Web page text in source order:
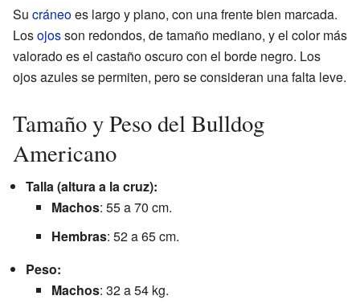
Su cráneoes largo y plano, con una frente bien marcada.
Losojosson redondos, de tamaño mediano, y el color más
valorado es el castaño oscuro con el borde negro. Los
ojos azules se permiten, pero se consideran una falta leve.
Tamaño y Peso del Bulldog
Americano
Talla (altura a la cruz):
Machos: 55 a 70 cm.
Hembras: 52 a 65 cm.
Peso:
Machos: 32 a 54 kg.